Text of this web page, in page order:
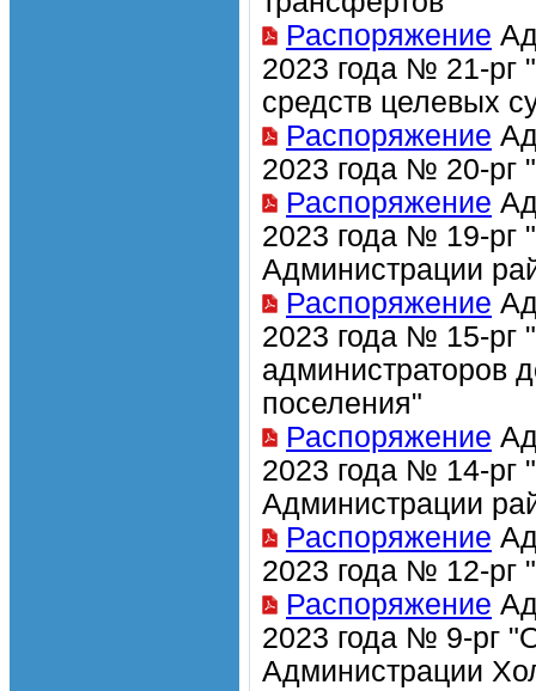
Распоряжение
2023 года № 21-рг
средств целевых
Распоряжение
2023 года № 20-рг
Распоряжение
2023 года № 19-рг
Администрации
Распоряжение
2023 года № 15-рг
администраторов
поселения"
Распоряжение
2023 года № 14-рг
Администрации
Распоряжение
2023 года № 12-рг
Распоряжение
2023 года № 9-рг
Администрации